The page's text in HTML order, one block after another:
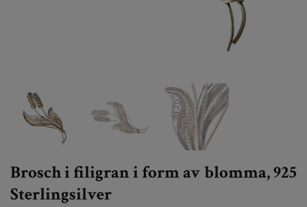
Brosch i filigran i form av blomma, 925
Sterlingsilver